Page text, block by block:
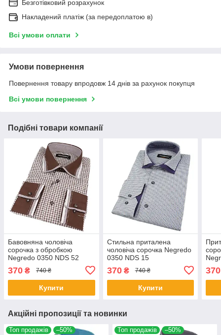
Безготівковий розрахунок
Накладений платіж (за передоплатою в)
Всі умови оплати
Умови повернення
Повернення товару впродовж 14 днів за рахунок покупця
Всі умови повернення
Подібні товари компанії
Бавовняна чоловіча
сорочка з обробкою
Negredo 0350 NDS 52
370 ₴ 740 ₴
Купити
Стильна приталена
чоловіча сорочка Negredo
0350 NDS 15
370₴ 740 ₴
Купити
370
Акційні пропозиції та новинки
Топ продажів –50% Топ продажів –50%